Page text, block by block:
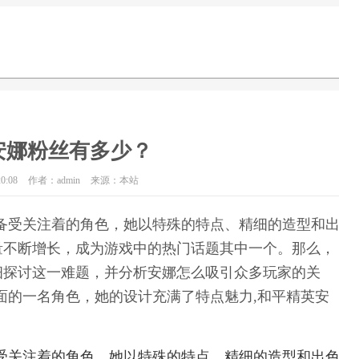
粉丝有多少？
作者：admin 来源：本站
关注着的角色，她以特殊的特点、精细的造型和出
断增长，成为游戏中的热门话题其中一个。那么，
讨这一难题，并分析安娜怎么吸引众多玩家的关
一名角色，她的设计充满了特点魅力,和平精英安